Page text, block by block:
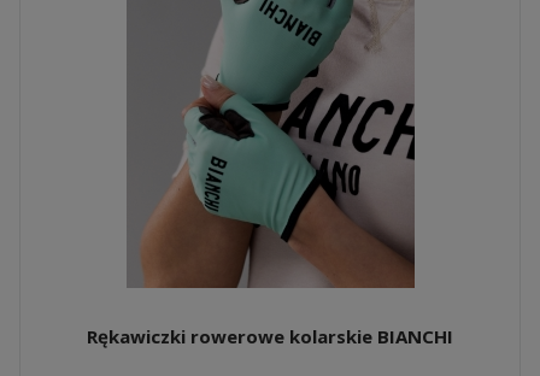
Rękawiczki rowerowe kolarskie BIANCHI